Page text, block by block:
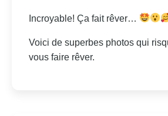
Incroyable! Ça fait rêver…
Voici de superbes photos qui
vous faire rêver.